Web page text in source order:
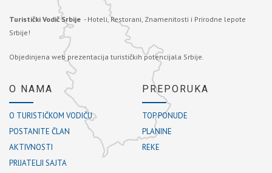
Turistički Vodič Srbije - Hoteli, Restorani, Znamenitosti i Prirodne lepote
Srbije!
Objedinjena web prezentacija turističkih potencijala Srbije.
O NAMA
O TURISTIČKOM VODIČU
POSTANITE ČLAN
AKTIVNOSTI
PRIJATELJI SAJTA
PREPORUKA
TOP PONUDE
PLANINE
REKE